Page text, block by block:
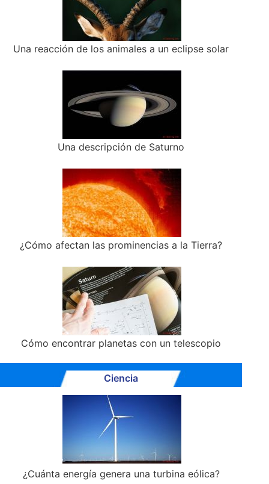
Una reacción de los animales a un eclipse solar
Una descripción de Saturno
¿Cómo afectan las prominencias a la Tierra?
Cómo encontrar planetas con un telescopio
Ciencia
¿Cuánta energía genera una turbina eólica?